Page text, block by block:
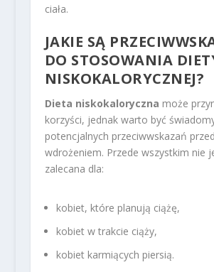
ciała.
JAKIE SĄ
DO STOSOWANIA
NISKOKALORYCZNEJ?
Dieta niskokaloryczna może
korzyści, jednak warto być
potencjalnych przeciwwskazań
wdrożeniem. Przede wszystkim nie
zalecana dla:
kobiet, które planują ciążę,
kobiet w trakcie ciąży,
kobiet karmiących piersią.